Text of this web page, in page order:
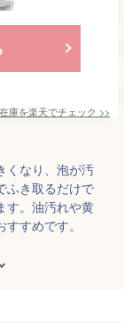
庫を楽天でチェック >>
くなり、泡が汚
ふき取るだけで
す。油汚れや黄
すめです。